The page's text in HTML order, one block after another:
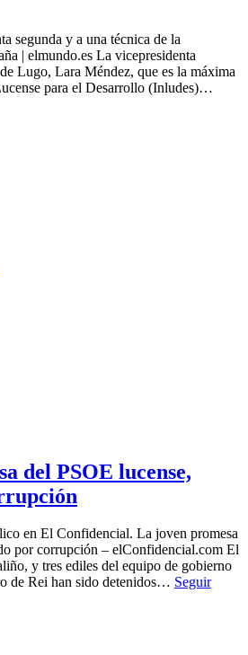
segunda y a una técnica de la
| elmundo.es La vicepresidenta
Lugo, Lara Méndez, que es la máxima
para el Desarrollo (Inludes)…
del PSOE lucense,
en El Confidencial. La joven promesa
por corrupción – elConfidencial.com El
y tres ediles del equipo de gobierno
de Rei han sido detenidos… Seguir